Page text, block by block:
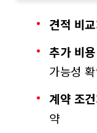
견적 비교
추가 비
가능성
계약 조건
약